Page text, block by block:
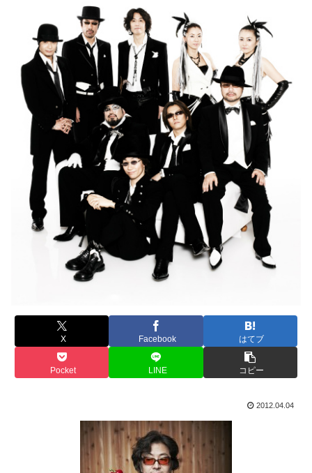
X Facebook はてブ
Pocket LINE コピー
2012.04.04